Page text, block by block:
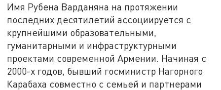
Имя Рубена Варданяна на протяжении
последних десятилетий ассоциируется с
крупнейшими образовательными,
гуманитарными и инфраструктурными
проектами современной Армении. Начиная с
2000-х годов, бывший госминистр Нагорного
Карабаха совместно с семьей и партнерами